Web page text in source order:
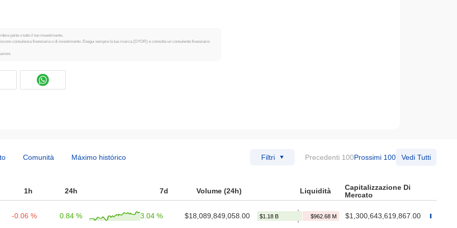
parte o tutto il tuo investimento.
consulenza finanziaria o di investimento. Esegui sempre la tua ricerca (DYOR) e consulta un consulente finanziario
Comunità Máximo histórico Filtri Precedenti 100Prossimi 100 Vedi Tutti
1h 24h 7d Volume (24h) Liquidità
Capitalizzazione Di
Mercato
-0.06 % 0.84 % 3.04 % $18,089,849,058.00 $1,300,643,619,867.00